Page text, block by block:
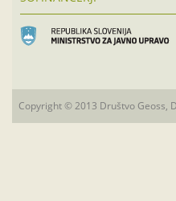
Copyright © 2013 Društvo Geoss,